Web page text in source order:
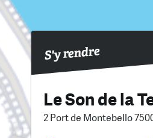
S'y rendre
Le Son de la
2 Port de Montebello